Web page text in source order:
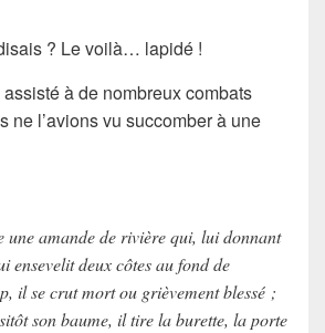
? Le voilà… lapidé !
à de nombreux combats
ne l’avions vu succomber à une
une amande de rivière qui, lui donnant
ensevelit deux côtes au fond de
il se crut mort ou grièvement blessé ;
son baume, il tire la burette, la porte